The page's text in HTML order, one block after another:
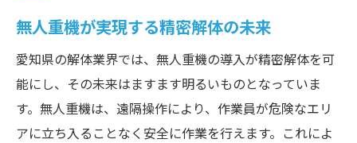
無人重機が実現する精密解体の未来
愛知県の解体業界では、無人重機の導入が精密解体を可
能にし、その未来はますます明るいものとなっていま
す。無人重機は、遠隔操作により、作業員が危険なエリ
アに立ち入ることなく安全に作業を行えます。これによ